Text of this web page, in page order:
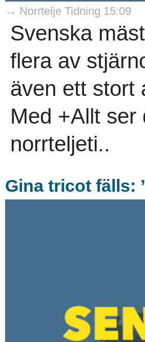
→ Norrtelje Tidning 15:09
Svenska
flera av
även ett stort
Med +Allt ser
norrteljeti..
Gina tricot fälls: